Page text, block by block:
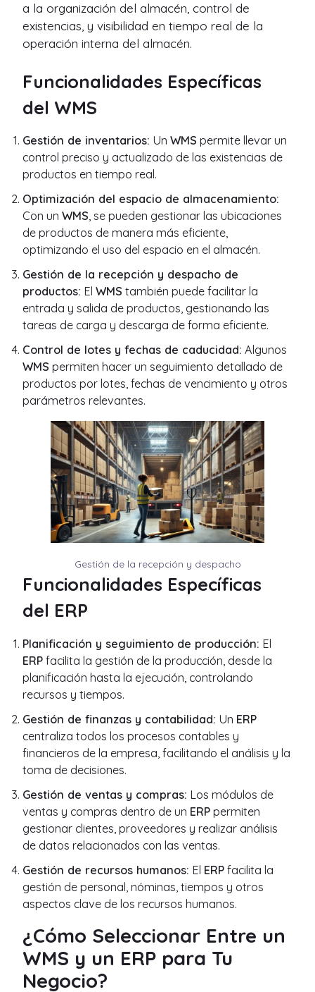
a la organización del almacén, control de
existencias, y visibilidad en tiempo real de la
operación interna del almacén.
Funcionalidades Específicas
del WMS
Gestión de inventarios: Un WMS permite llevar un
control preciso y actualizado de las existencias de
productos en tiempo real.
Optimización del espacio de almacenamiento:
Con un WMS, se pueden gestionar las ubicaciones
de productos de manera más eficiente,
optimizando el uso del espacio en el almacén.
Gestión de la recepción y despacho de
productos: El WMS también puede facilitar la
entrada y salida de productos, gestionando las
tareas de carga y descarga de forma eficiente.
Control de lotes y fechas de caducidad: Algunos
WMS permiten hacer un seguimiento detallado de
productos por lotes, fechas de vencimiento y otros
parámetros relevantes.
Gestión de la recepción y despacho
Funcionalidades Específicas
del ERP
Planificación y seguimiento de producción: El
ERP facilita la gestión de la producción, desde la
planificación hasta la ejecución, controlando
recursos y tiempos.
Gestión de finanzas y contabilidad: Un ERP
centraliza todos los procesos contables y
financieros de la empresa, facilitando el análisis y la
toma de decisiones.
Gestión de ventas y compras: Los módulos de
ventas y compras dentro de un ERP permiten
gestionar clientes, proveedores y realizar análisis
de datos relacionados con las ventas.
Gestión de recursos humanos: El ERP facilita la
gestión de personal, nóminas, tiempos y otros
aspectos clave de los recursos humanos.
¿Cómo Seleccionar Entre un
WMS y un ERP para Tu
Negocio?